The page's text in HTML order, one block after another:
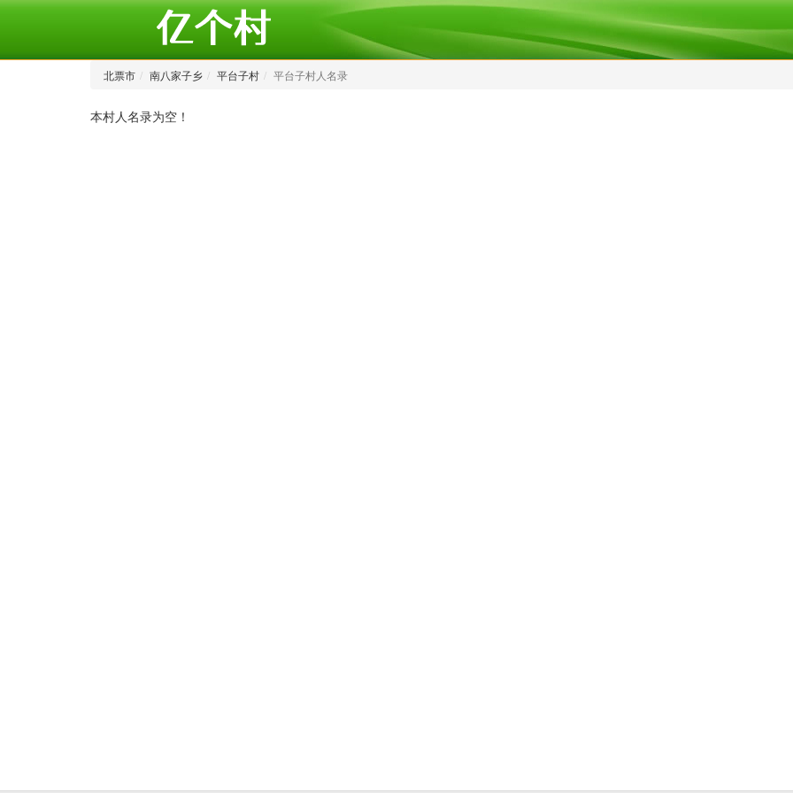
北票市 南八家子乡 平台子村 平台子村人名录
本村人名录为空！